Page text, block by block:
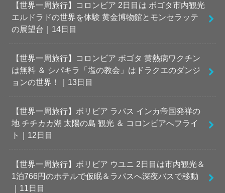
【世界一周旅行】コロンビア 2日目は ボゴタ市内観光
エルドラドの世界を体験 黄金博物館とモンセラッテ
の展望台｜14日目
【世界一周旅行】コロンビア ボゴタ 黄熱病ワクチン
は無料 ＆ シパキラ「塩の教会」はドラクエのダンジ
ョンの世界！｜13日目
【世界一周旅行】ボリビア ラパス インカ帝国発祥の
地 チチカカ湖 太陽の島 観光 ＆ コロンビアへフライ
ト｜12日目
【世界一周旅行】ボリビア ウユニ 2日目は市内観光＆
1泊766円のホテルで仮眠＆ラパスへ深夜バスで移動
｜11日目